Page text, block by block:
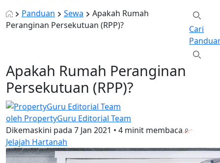
Panduan
Sewa
Apakah Rumah
Peranginan Persekutuan (RPP)?
Cari
Apakah Rumah Peranginan
Persekutuan (RPP)?
oleh PropertyGuru Editorial Team
Dikemaskini pada 7 Jan 2021 • 4 minit membaca
Jelajah Hartanah